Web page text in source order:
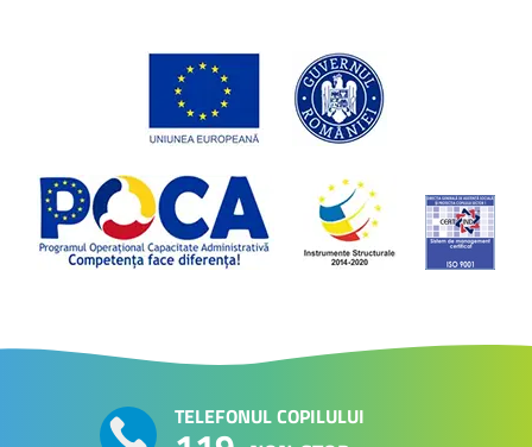
TELEFONUL COPILULUI